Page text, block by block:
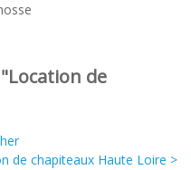
de
de chapiteaux Haute Loire >